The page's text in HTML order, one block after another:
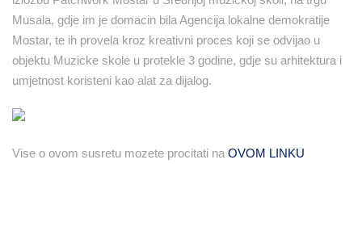
Musala, gdje im je domacin bila Agencija lokalne demokratije
Mostar, te ih provela kroz kreativni proces koji se odvijao u
objektu Muzicke skole u protekle 3 godine, gdje su arhitektura i
umjetnost koristeni kao alat za dijalog.
Vise o ovom susretu mozete procitati na OVOM LINKU